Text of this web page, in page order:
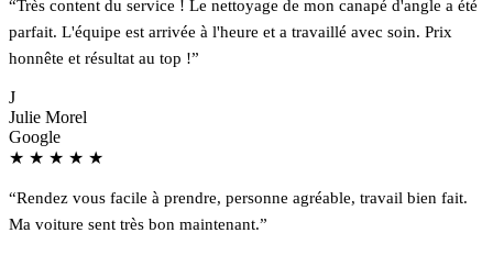
“Très content du service ! Le nettoyage de mon canapé d'angle a été
parfait. L'équipe est arrivée à l'heure et a travaillé avec soin. Prix
honnête et résultat au top !”
J
Julie Morel
Google
★ ★ ★ ★ ★
“Rendez vous facile à prendre, personne agréable, travail bien fait.
Ma voiture sent très bon maintenant.”